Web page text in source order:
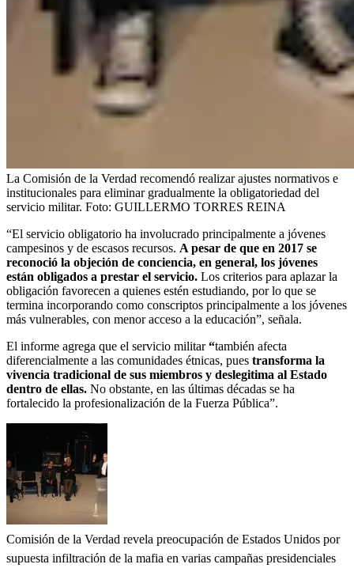
La Comisión de la Verdad recomendó realizar ajustes normativos e
institucionales para eliminar gradualmente la obligatoriedad del
servicio militar. Foto: GUILLERMO TORRES REINA
“El servicio obligatorio ha involucrado principalmente a jóvenes
campesinos y de escasos recursos. A pesar de que en 2017 se
reconoció la objeción de conciencia, en general, los jóvenes
están obligados a prestar el servicio. Los criterios para aplazar la
obligación favorecen a quienes estén estudiando, por lo que se
termina incorporando como conscriptos principalmente a los jóvenes
más vulnerables, con menor acceso a la educación”, señala.
El informe agrega que el servicio militar“también afecta
diferencialmente a las comunidades étnicas, pues transforma la
vivencia tradicional de sus miembros y deslegitima al Estado
dentro de ellas. No obstante, en las últimas décadas se ha
fortalecido la profesionalización de la Fuerza Pública”.
Comisión de la Verdad revela preocupación de Estados Unidos por
supuesta infiltración de la mafia en varias campañas presidenciales